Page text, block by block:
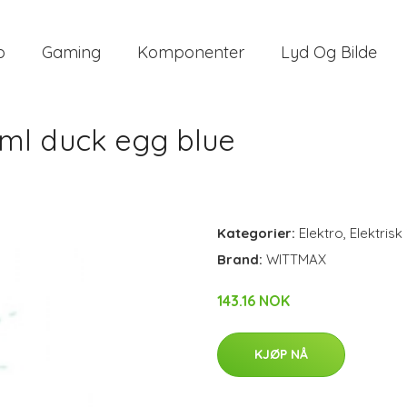
Gaming Komponenter Lyd Og Bilde
duck egg blue
Kategorier: Elektro,
Brand: WITTMAX
143.16 NOK
KJØP NÅ